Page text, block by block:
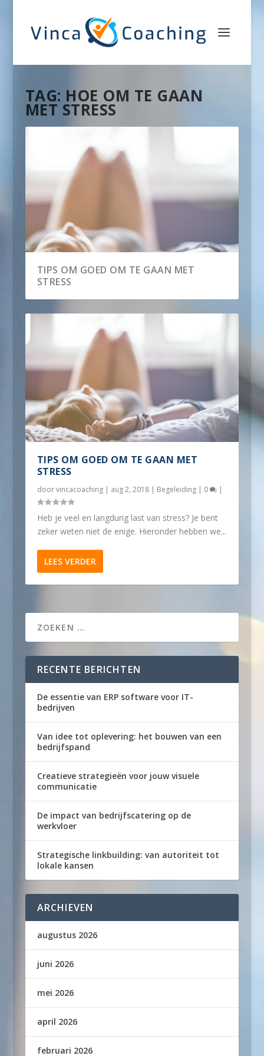
TAG: HOE OM TE GAAN
MET STRESS
TIPS OM GOED OM TE GAAN MET
STRESS
TIPS OM GOED OM TE GAAN MET
STRESS
doorvincacoaching| aug 2, 2018| Begeleiding| 0 |
Heb je veel en langdurig last van stress? Je bent
zeker weten niet de enige. Hieronder hebben we...
LEES VERDER
RECENTE BERICHTEN
De essentie van ERP software voor IT-
bedrijven
Van idee tot oplevering: het bouwen van een
bedrijfspand
Creatieve strategieën voor jouw visuele
communicatie
De impact van bedrijfscatering op de
werkvloer
Strategische linkbuilding: van autoriteit tot
lokale kansen
ARCHIEVEN
augustus 2026
juni 2026
mei 2026
april 2026
februari 2026